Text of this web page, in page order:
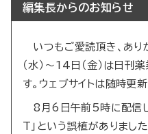
編集長からのお知らせ
いつもご愛読頂き、あり
（水）～14日（金）は日刊
す。ウェブサイトは随時更新
8月6日午前5時に配信し
T」という誤植がありまし